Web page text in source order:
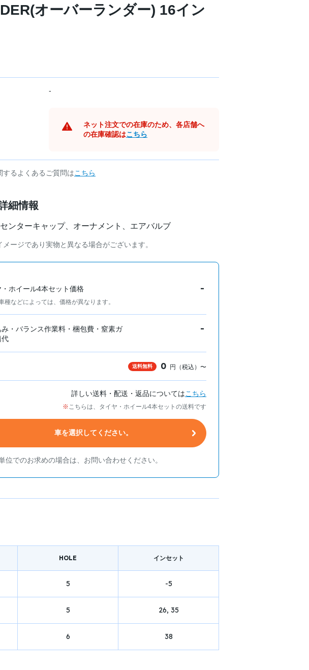
オーバーランダー) 16イン
-
ネット注文での在庫のため、各店舗へ
の在庫確認はこちら
するよくあるご質問はこちら
細情報
ンターキャップ、オーナメント、エアバルブ
メージであり実物と異なる場合がございます。
・ホイール4本セット価格
種などによっては、価格が異なります。
-
・バランス作業料・梱包費・窒素ガ
代
-
送料無料 0 円（税込）〜
詳しい送料・配送・返品についてはこちら
こちらは、タイヤ・ホイール4本セットの送料です
車を選択してください。
位でのお求めの場合は、お問い合わせください。
HOLE インセット
5 -5
5 26, 35
6 38